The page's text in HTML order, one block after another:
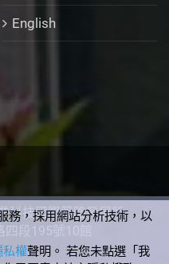
English
科技國際策略發展所
段195號10館
務，採用網站分析技術，以
私權聲明。 若您未點選「我